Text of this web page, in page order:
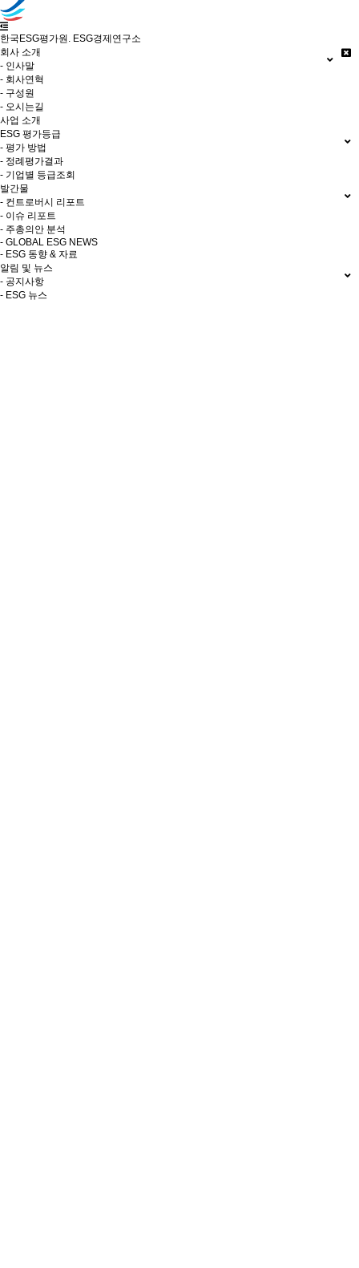
한국ESG평가원. ESG경제연구소
회사 소개
- 인사말
- 회사연혁
- 구성원
- 오시는길
사업 소개
ESG 평가등급
- 평가 방법
- 정례평가결과
- 기업별 등급조회
발간물
- 컨트로버시 리포트
- 이슈 리포트
- 주총의안 분석
- GLOBAL ESG NEWS
- ESG 동향 & 자료
알림 및 뉴스
- 공지사항
- ESG 뉴스